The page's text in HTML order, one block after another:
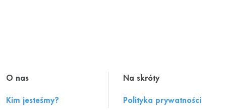
O nas
Kim jesteśmy?
Na skróty
Polityka prywatności